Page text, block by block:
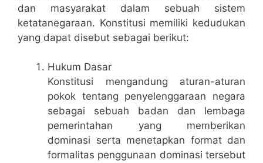
dan masyarakat dalam sebuah sistem
ketatanegaraan. Konstitusi memiliki kedudukan
yang dapat disebut sebagai berikut:
Hukum Dasar
Konstitusi mengandung aturan-aturan
pokok tentang penyelenggaraan negara
sebagai sebuah badan dan lembaga
pemerintahan yang memberikan
dominasi serta menetapkan format dan
formalitas penggunaan dominasi tersebut